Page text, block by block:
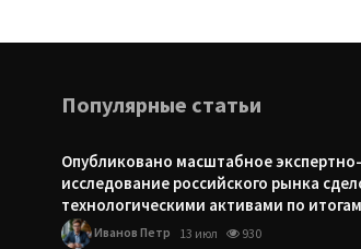
Популярные статьи
Опубликовано масштабное
исследование российского рынка
технологическими активами по
Иванов Петр 13 июл 930